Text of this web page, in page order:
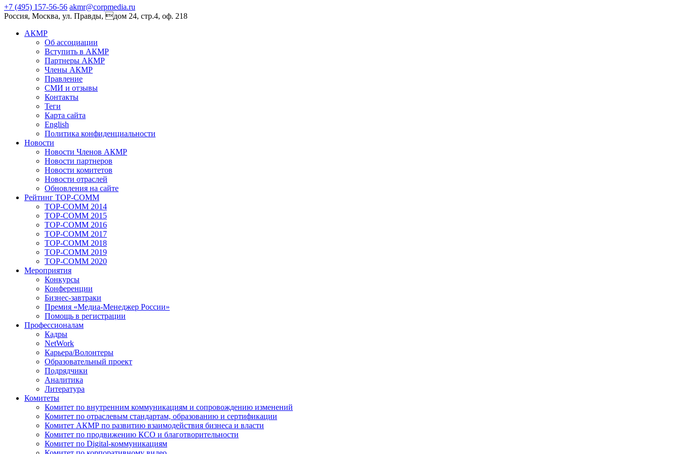
+7 (495) 157-56-56 akmr@corpmedia.ru
Россия, Москва, ул. Правды, дом 24, стр.4, оф. 218
АКМР
Об ассоциации
Вступить в АКМР
Партнеры АКМР
Члены АКМР
Правление
СМИ и отзывы
Контакты
Теги
Карта сайта
English
Политика конфиденциальности
Новости
Новости Членов АКМР
Новости партнеров
Новости комитетов
Новости отраслей
Обновления на сайте
Рейтинг TOP-COMM
TOP-COMM 2014
TOP-COMM 2015
TOP-COMM 2016
TOP-COMM 2017
TOP-COMM 2018
TOP-COMM 2019
TOP-COMM 2020
Мероприятия
Конкурсы
Конференции
Бизнес-завтраки
Премия «Медиа-Менеджер России»
Помощь в регистрации
Профессионалам
Кадры
NetWork
Карьера/Волонтеры
Образовательный проект
Подрядчики
Аналитика
Литература
Комитеты
Комитет по внутренним коммуникациям и сопровождению изменений
Комитет по отраслевым стандартам, образованию и сертификации
Комитет АКМР по развитию взаимодействия бизнеса и власти
Комитет по продвижению КСО и благотворительности
Комитет по Digital-коммуникациям